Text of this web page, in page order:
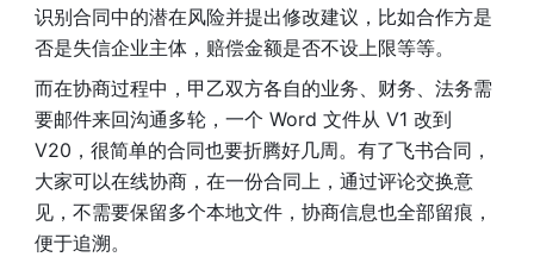
识别合同中的潜在风险并提出修改建议，比如合作方是
否是失信企业主体，赔偿金额是否不设上限等等。
而在协商过程中，甲乙双方各自的业务、财务、法务需
要邮件来回沟通多轮，一个 Word 文件从 V1 改到
V20，很简单的合同也要折腾好几周。有了飞书合同，
大家可以在线协商，在一份合同上，通过评论交换意
见，不需要保留多个本地文件，协商信息也全部留痕，
便于追溯。